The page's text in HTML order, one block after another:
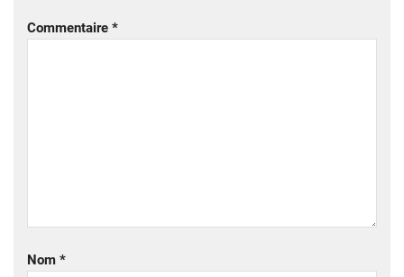
Commentaire *
Nom *